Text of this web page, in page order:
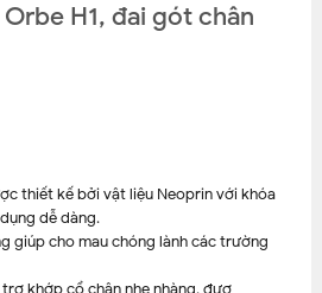
H1, đai gót chân
thiết kế bởi vật liệu Neoprin với khóa
dễ dàng.
giúp cho mau chóng lành các trường